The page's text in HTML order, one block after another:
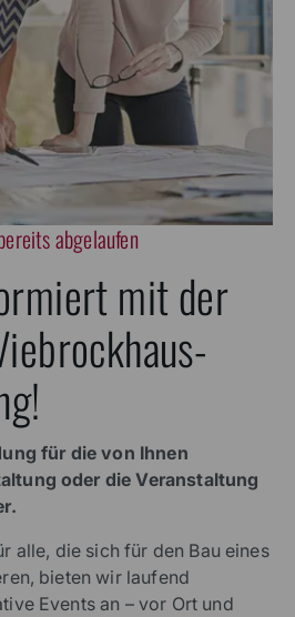
abgelaufen
mit der
für die von Ihnen
oder die Veranstaltung
alle, die sich für den Bau eines
bieten wir laufend
Events an – vor Ort und